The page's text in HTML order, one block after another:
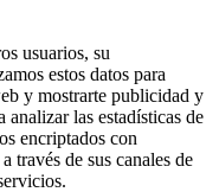
usuarios, su
estos datos para
y mostrarte publicidad y
analizar las estadísticas de
encriptados con
través de sus canales de